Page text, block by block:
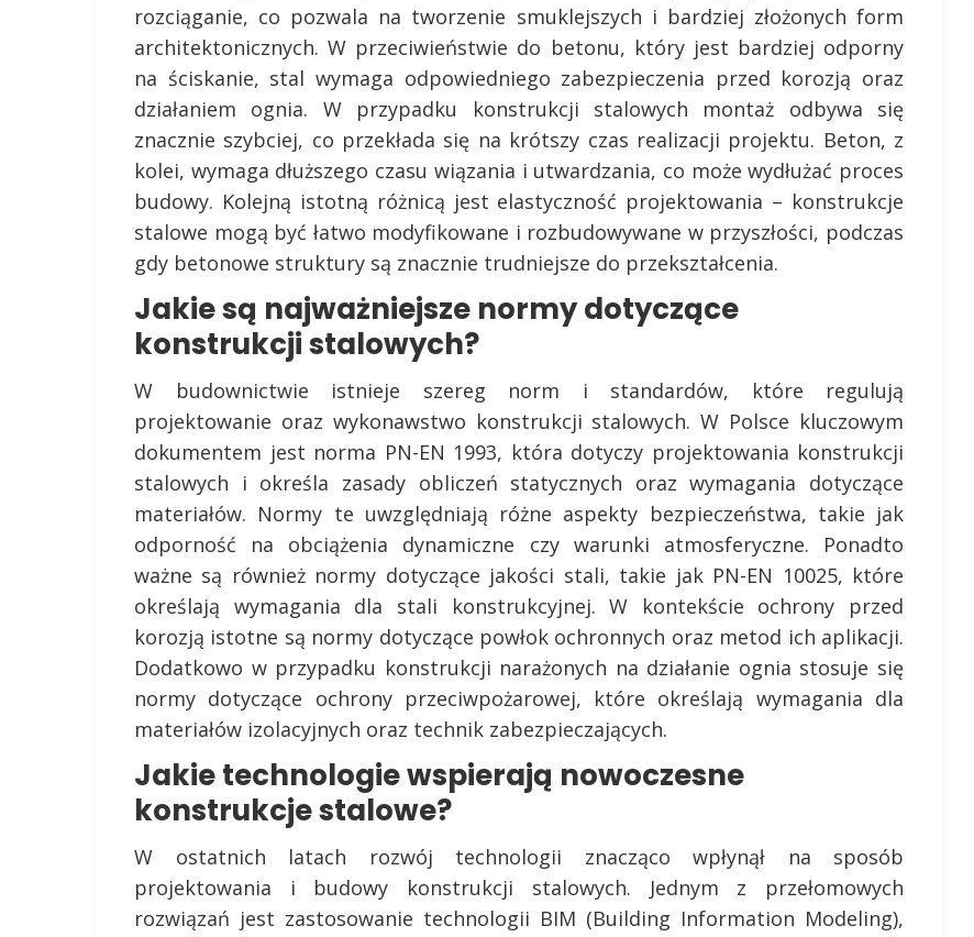
rozciąganie, co pozwala na tworzenie smuklejszych i bardziej złożonych form
architektonicznych. W przeciwieństwie do betonu, który jest bardziej odporny
na ściskanie, stal wymaga odpowiedniego zabezpieczenia przed korozją oraz
działaniem ognia. W przypadku konstrukcji stalowych montaż odbywa się
znacznie szybciej, co przekłada się na krótszy czas realizacji projektu. Beton, z
kolei, wymaga dłuższego czasu wiązania i utwardzania, co może wydłużać proces
budowy. Kolejną istotną różnicą jest elastyczność projektowania – konstrukcje
stalowe mogą być łatwo modyfikowane i rozbudowywane w przyszłości, podczas
gdy betonowe struktury są znacznie trudniejsze do przekształcenia.
Jakie są najważniejsze normy dotyczące
konstrukcji stalowych?
W budownictwie istnieje szereg norm i standardów, które regulują
projektowanie oraz wykonawstwo konstrukcji stalowych. W Polsce kluczowym
dokumentem jest norma PN-EN 1993, która dotyczy projektowania konstrukcji
stalowych i określa zasady obliczeń statycznych oraz wymagania dotyczące
materiałów. Normy te uwzględniają różne aspekty bezpieczeństwa, takie jak
odporność na obciążenia dynamiczne czy warunki atmosferyczne. Ponadto
ważne są również normy dotyczące jakości stali, takie jak PN-EN 10025, które
określają wymagania dla stali konstrukcyjnej. W kontekście ochrony przed
korozją istotne są normy dotyczące powłok ochronnych oraz metod ich aplikacji.
Dodatkowo w przypadku konstrukcji narażonych na działanie ognia stosuje się
normy dotyczące ochrony przeciwpożarowej, które określają wymagania dla
materiałów izolacyjnych oraz technik zabezpieczających.
Jakie technologie wspierają nowoczesne
konstrukcje stalowe?
W ostatnich latach rozwój technologii znacząco wpłynął na sposób
projektowania i budowy konstrukcji stalowych. Jednym z przełomowych
rozwiązań jest zastosowanie technologii BIM (Building Information Modeling),